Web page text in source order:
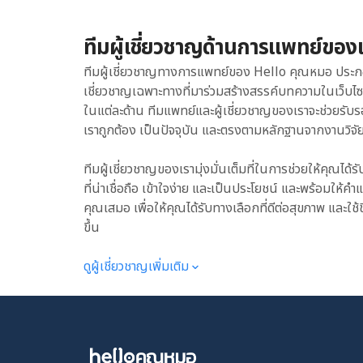
ได้แก่ เห็นภาพพร่ามัว เห็นภาพซ้อน ดวงตาแห้งและตาแดง ปวดศีรษะ มีอาการระคายเคืองตา ปวด
หลังและปวดคอ หากคุณไม่จัดการกับอาการที่เกิดขึ้น อาการอาจรุนแรงและส่งผลกระทบกับอวัยวะ
ส่วนอื่นนอกเหนือจากด
ถนอมสายตา เมื่อต้อง
เวลาไปเที่ยวทะเลเ
ฤดูกาลใดฤดูกาลหนึ่งเ
ยิ่งในประเทศที่ต้องเ
อย่างที่รู้ๆ กันนั่นแหละ
ราคาตั้งแต่ไม่กี่ร้อยบ
ขึ้นจากวัสดุชั้นดี แต่ก็ไ
มีราคาแพงก็ยิ่งต้อง
กันแดดราคาถูกๆ ตาม
นะ การปกป้องผิวรอบ
รอบดวงตาด้วยหรือเป
สามารถเลือกแว่นกัน
ทีมผู้เชี่ยวชาญด้านการแพทย์ของ
ทีมผู้เชี่ยวชาญทางการแพทย์ของ Hello คุณหมอ ประ
เชี่ยวชาญเฉพาะทางที่มาร่วมสร้างสรรค์บทความในเว็บไ
ในแต่ละด้าน ทีมแพทย์และผู้เชี่ยวชาญของเราจะช่วยรับ
เราถูกต้อง เป็นปัจจุบัน และตรงตามหลักฐานจากงานวิจั
ทีมผู้เชี่ยวชาญของเรามุ่งมั่นเต็มที่ในการช่วยให้คุณได้
ที่น่าเชื่อถือ เข้าใจง่าย และเป็นประโยชน์ และพร้อมให้ค
คุณเสมอ เพื่อให้คุณได้รับทางเลือกที่ดีต่อสุขภาพ และใช้
ขึ้น
ดูผู้เชี่ยวชาญเพิ่มเติม